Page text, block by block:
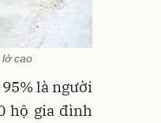
cao
là người
hộ gia đình